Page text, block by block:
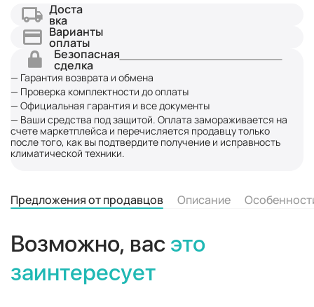
Доста
вка
Варианты
оплаты
Безопасная
сделка
— Гарантия возврата и обмена
— Проверка комплектности до оплаты
— Официальная гарантия и все документы
— Ваши средства под защитой. Оплата замораживается на
счете маркетплейса и перечисляется продавцу только
после того, как вы подтвердите получение и исправность
климатической техники.
Предложения от продавцов Описание
Возможно, вас это
заинтересует